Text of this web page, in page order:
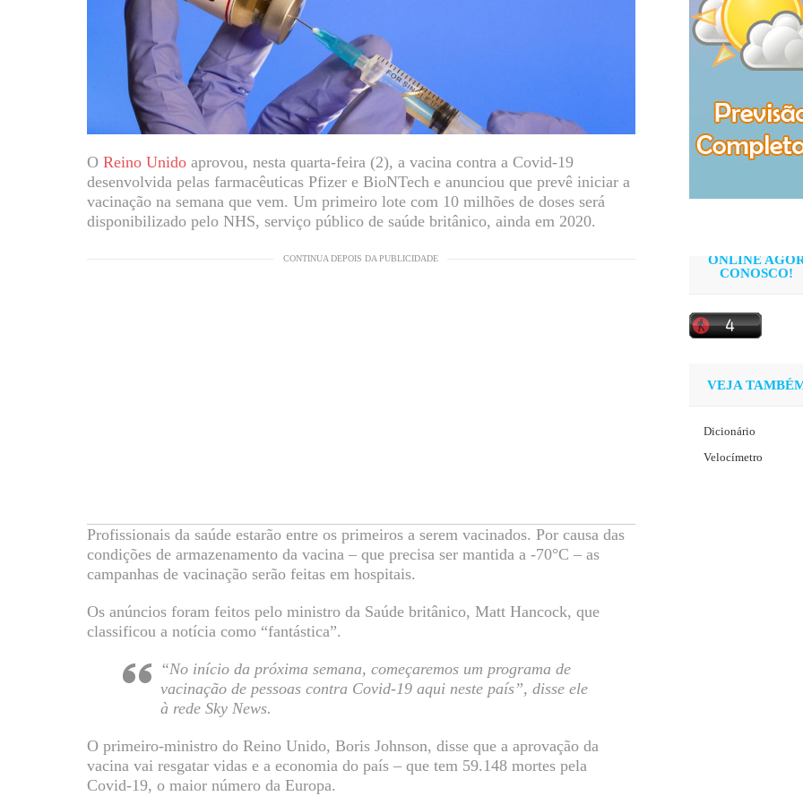
O Reino Unidoaprovou, nesta quarta-feira (2), a vacina contra a Covid-19
desenvolvida pelas farmacêuticas Pfizer e BioNTech e anunciou que prevê iniciar a
vacinação na semana que vem. Um primeiro lote com 10 milhões de doses será
disponibilizado pelo NHS, serviço público de saúde britânico, ainda em 2020.
CONTINUA DEPOIS DA PUBLICIDADE
Profissionais da saúde estarão entre os primeiros a serem vacinados. Por causa das
condições de armazenamento da vacina – que precisa ser mantida a -70°C – as
campanhas de vacinação serão feitas em hospitais.
Os anúncios foram feitos pelo ministro da Saúde britânico, Matt Hancock, que
classificou a notícia como “fantástica”.
“No início da próxima semana, começaremos um programa de
vacinação de pessoas contra Covid-19 aqui neste país”, disse ele
à rede Sky News.
O primeiro-ministro do Reino Unido, Boris Johnson, disse que a aprovação da
vacina vai resgatar vidas e a economia do país – que tem 59.148 mortes pela
Covid-19, o maior número da Europa.
ONLINE
CONOSCO!
VEJA
Dicionário
Velocímetro